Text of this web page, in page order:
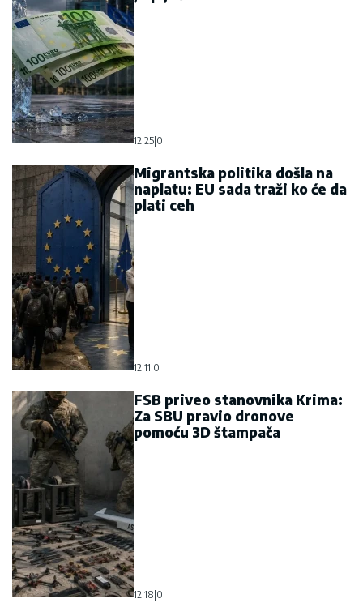
12:25 0
Migrantska politika došla na
naplatu: EU sada traži ko će da
plati ceh
12:11 0
FSB priveo stanovnika Krima:
Za SBU pravio dronove
pomoću 3D štampača
12:18 0